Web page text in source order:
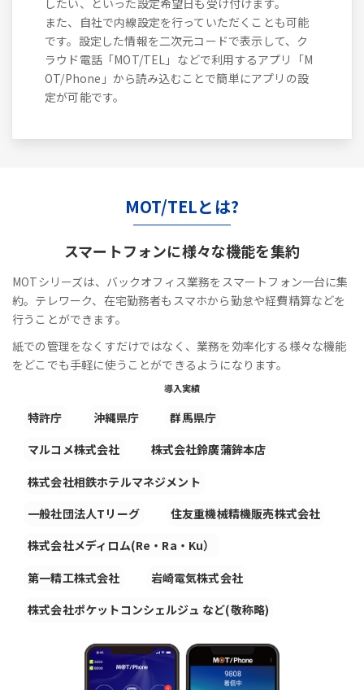
また、自社で内線設定を行っていただくことも可能
です。設定した情報を二次元コードで表示して、ク
ラウド電話「MOT/TEL」などで利用するアプリ「M
OT/Phone」から読み込むことで簡単にアプリの設
定が可能です。
MOT/TELとは?
スマートフォンに様々な機能を集約
MOTシリーズは、バックオフィス業務をスマートフォン一台に集
約。テレワーク、在宅勤務者もスマホから勤怠や経費精算などを
行うことができます。
紙での管理をなくすだけではなく、業務を効率化する様々な機能
をどこでも手軽に使うことができるようになります。
導入実績
特許庁 沖縄県庁
群馬県庁
マルコメ株式会社
株式会社鈴廣蒲鉾本店
株式会社相鉄ホテルマネジメント
一般社団法人Tリーグ
住友重機械精機販売株式会社
株式会社メディロム(Re・Ra・Ku）
第一精工株式会社
岩崎電気株式会社
株式会社ポケットコンシェルジュ など(敬称略)